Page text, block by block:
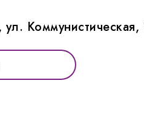
Коммунистическая,